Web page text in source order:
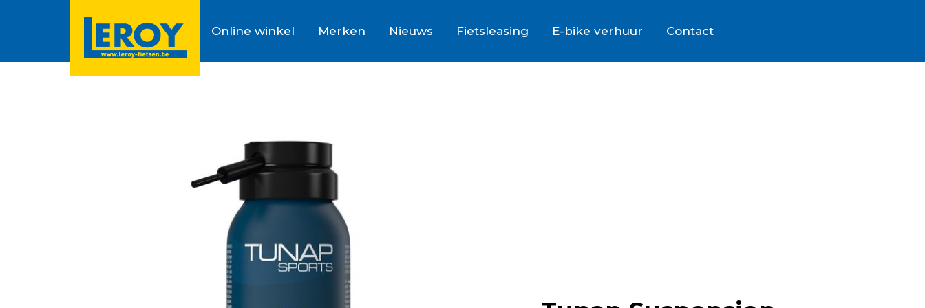
Online winkel Merken Nieuws Fietsleasing E-bike verhuur Contact